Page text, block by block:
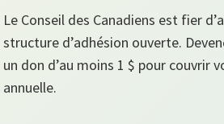
Le Conseil des Canadiens est fier
structure d’adhésion ouverte.
un don d’au moins 1 $ pour couvrir
annuelle.